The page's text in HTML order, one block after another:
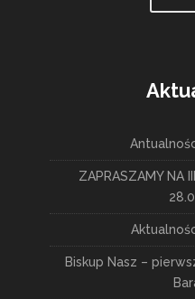
ZAPRASZAMY NA
Biskup Nasz –